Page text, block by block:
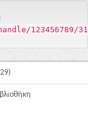
123456789/